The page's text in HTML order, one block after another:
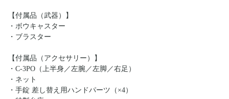
【付属品（武器）】
・ボウキャスター
・ブラスター
【付属品（アクセサリー）】
・C-3PO（上半身／左腕／左脚／右足）
・ネット
・手錠 差し替え用ハンドパーツ（×4）